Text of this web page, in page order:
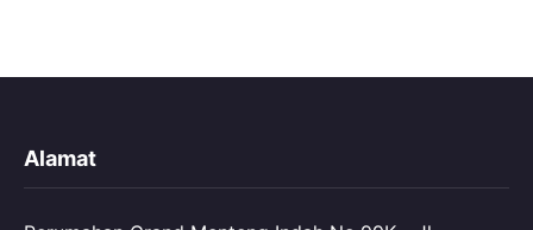
Alamat